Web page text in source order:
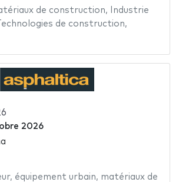
de construction,
Industrie
Technologies de construction,
2026
, équipement urbain, matériaux de